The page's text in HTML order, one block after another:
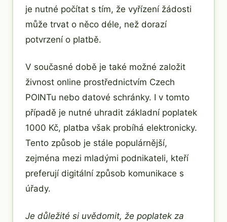
je nutné počítat s tím, že vyřízení žádosti
může trvat o něco déle, než dorazí
potvrzení o platbě.
V současné době je také možné založit
živnost online prostřednictvím Czech
POINTu nebo datové schránky. I v tomto
případě je nutné uhradit základní poplatek
1000 Kč, platba však probíhá elektronicky.
Tento způsob je stále populárnější,
zejména mezi mladými podnikateli, kteří
preferují digitální způsob komunikace s
úřady.
Je důležité si uvědomit, že poplatek za